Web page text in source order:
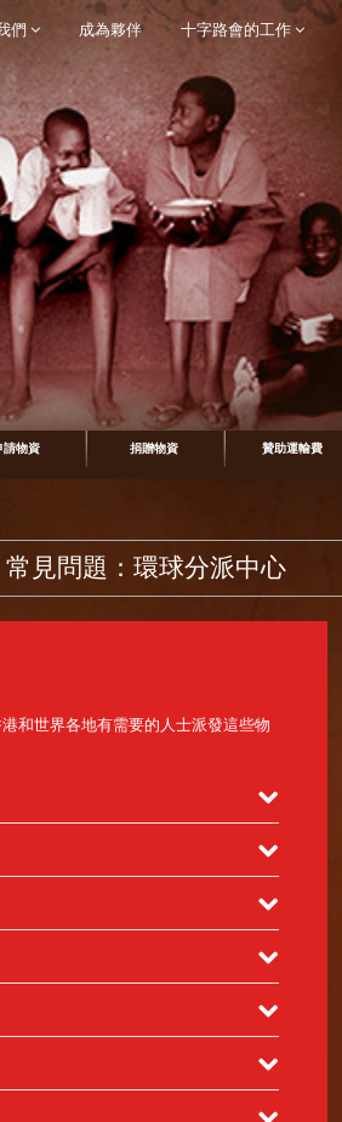
們 成為夥伴 十字路會的工作
請物資 捐贈物資 贊助運輸費
常見問題：環球分派中心
和世界各地有需要的人士派發這些物
里巴斯、老撾、馬來西亞、蒙古、緬
菲律賓、薩摩亞、所羅門群島、斯里